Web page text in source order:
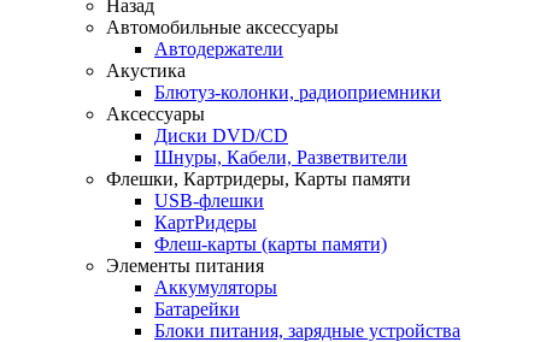
Назад
Автомобильные аксессуары
Автодержатели
Акустика
Блютуз-колонки, радиоприемники
Аксессуары
Диски DVD/CD
Шнуры, Кабели, Разветвители
Флешки, Картридеры, Карты памяти
USB-флешки
КартРидеры
Флеш-карты (карты памяти)
Элементы питания
Аккумуляторы
Батарейки
Блоки питания, зарядные устройства